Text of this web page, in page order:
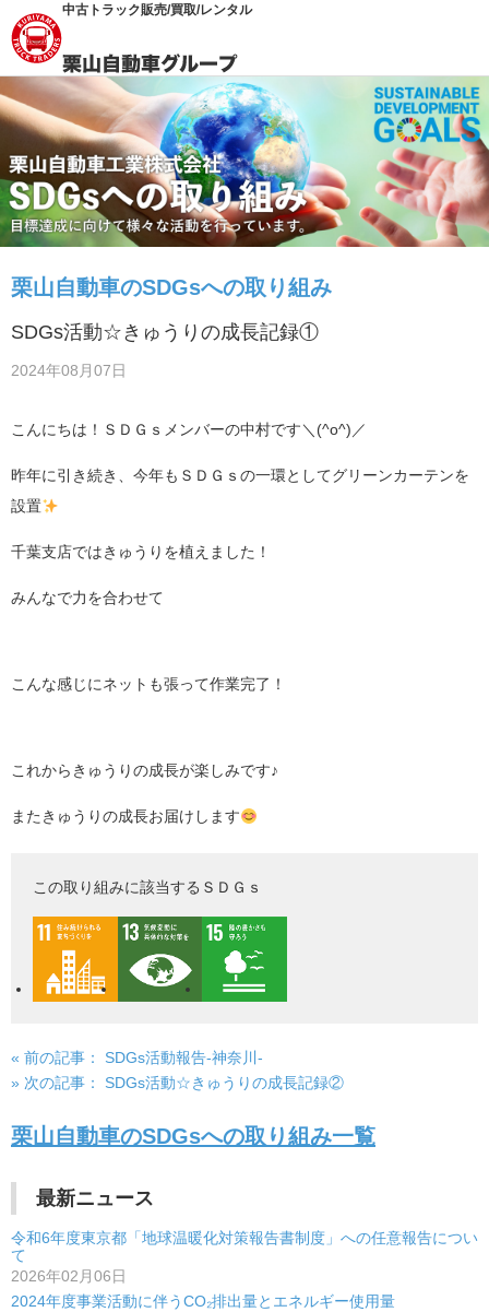
中古トラック販売/買取/レンタル
栗山自動車のSDGsへの取り組み
SDGs活動☆きゅうりの成長記録①
2024年08月07日
こんにちは！ＳＤＧｓメンバーの中村です＼(^o^)／
昨年に引き続き、今年もＳＤＧｓの一環としてグリーンカーテンを
設置
千葉支店ではきゅうりを植えました！
みんなで力を合わせて
こんな感じにネットも張って作業完了！
これからきゅうりの成長が楽しみです♪
またきゅうりの成長お届けします
この取り組みに該当するＳＤＧｓ
投
ナ
ビ
ゲ
ー
シ
« 前の記事：
SDGs活動報告-神奈川-
» 次の記事：
SDGs活動☆きゅうりの成長記録②
栗山自動車のSDGsへの取り組み一覧
最新ニュース
令和6年度東京都「地球温暖化対策報告書制度」への任意報告につい
て
2026年02月06日
2024年度事業活動に伴うCO₂排出量とエネルギー使用量